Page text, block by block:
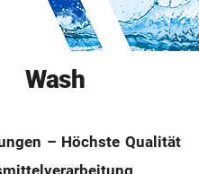
Wash
– Höchste Qualität